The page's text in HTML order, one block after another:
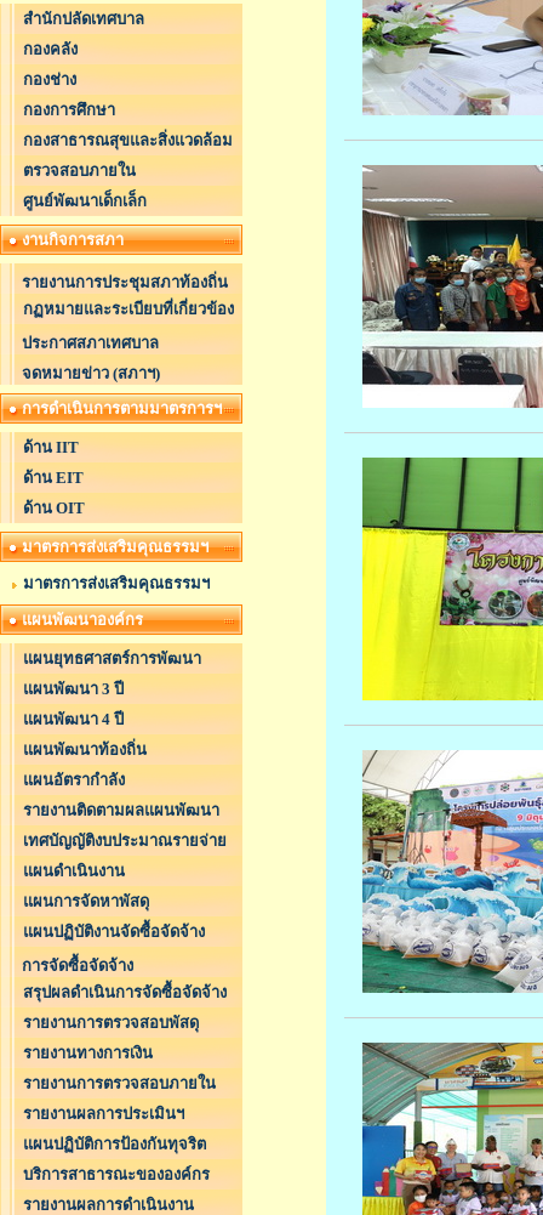
สำนักปลัดเทศบาล
กองคลัง
กองช่าง
กองการศึกษา
กองสาธารณสุขและสิ่งแวดล้อม
ตรวจสอบภายใน
ศูนย์พัฒนาเด็กเล็ก
งานกิจการสภา
รายงานการประชุมสภาท้องถิ่น
กฏหมายและระเบียบที่เกี่ยวข้อง
ประกาศสภาเทศบาล
จดหมายข่าว (สภาฯ)
การดำเนินการตามมาตรการฯ
ด้าน IIT
ด้าน EIT
ด้าน OIT
มาตรการส่งเสริมคุณธรรมฯ
มาตรการส่งเสริมคุณธรรมฯ
แผนพัฒนาองค์กร
แผนยุทธศาสตร์การพัฒนา
แผนพัฒนา 3 ปี
แผนพัฒนา 4 ปี
แผนพัฒนาท้องถิ่น
แผนอัตรากำลัง
รายงานติดตามผลแผนพัฒนา
เทศบัญญัติงบประมาณรายจ่าย
แผนดำเนินงาน
แผนการจัดหาพัสดุ
แผนปฏิบัติงานจัดซื้อจัดจ้าง
การจัดซื้อจัดจ้าง
สรุปผลดำเนินการจัดซื้อจัดจ้าง
รายงานการตรวจสอบพัสดุ
รายงานทางการเงิน
รายงานการตรวจสอบภายใน
รายงานผลการประเมินฯ
แผนปฏิบัติการป้องกันทุจริต
บริการสาธารณะขององค์กร
รายงานผลการดำเนินงาน